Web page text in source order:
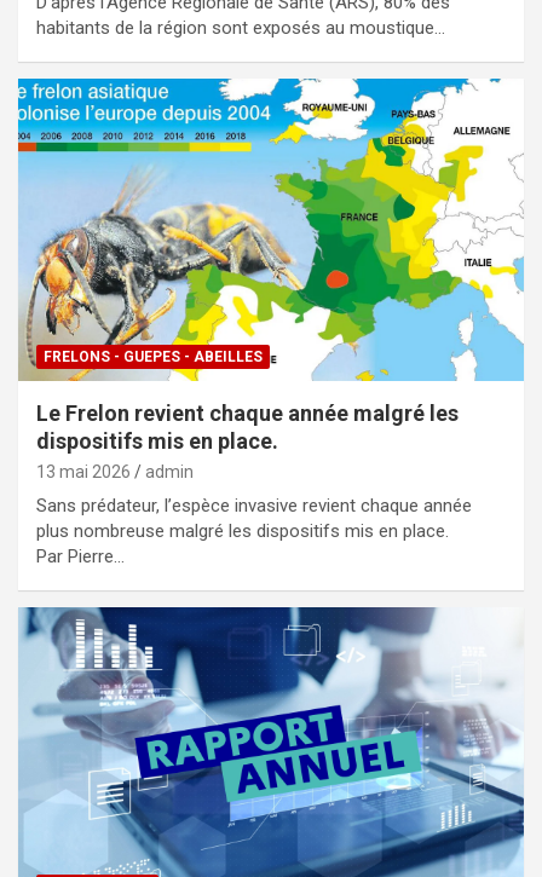
habitants de la région sont exposés au moustique…
FRELONS - GUEPES - ABEILLES
Le Frelon revient chaque année malgré les
dispositifs mis en place.
13 mai 2026 admin
Sans prédateur, l’espèce invasive revient chaque année
plus nombreuse malgré les dispositifs mis en place.
Par Pierre…